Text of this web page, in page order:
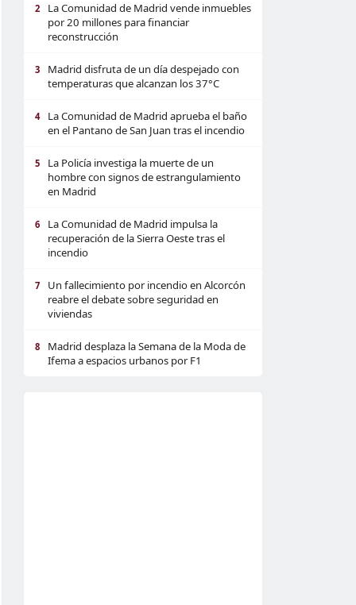
2
La Comunidad de Madrid vende inmuebles
por 20 millones para financiar
reconstrucción
3
Madrid disfruta de un día despejado con
temperaturas que alcanzan los 37°C
4
La Comunidad de Madrid aprueba el baño
en el Pantano de San Juan tras el incendio
5
La Policía investiga la muerte de un
hombre con signos de estrangulamiento
en Madrid
6
La Comunidad de Madrid impulsa la
recuperación de la Sierra Oeste tras el
incendio
7
Un fallecimiento por incendio en Alcorcón
reabre el debate sobre seguridad en
viviendas
8
Madrid desplaza la Semana de la Moda de
Ifema a espacios urbanos por F1